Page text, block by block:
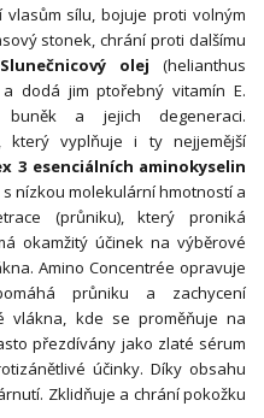
vlasům sílu, bojuje proti volným
stonek, chrání proti dalšímu
Slunečnicový olej (helianthus
dodá jim ptořebný vitamín E.
a jejich degeneraci.
který vyplňuje i ty nejjemější
3 esenciálních aminokyselin
nízkou molekulární hmotností a
(průniku), který proniká
okamžitý účinek na výběrové
Amino Concentrée opravuje
průniku a zachycení
vlákna, kde se proměňuje na
přezdívány jako zlaté sérum
účinky. Díky obsahu
Zklidňuje a chrání pokožku